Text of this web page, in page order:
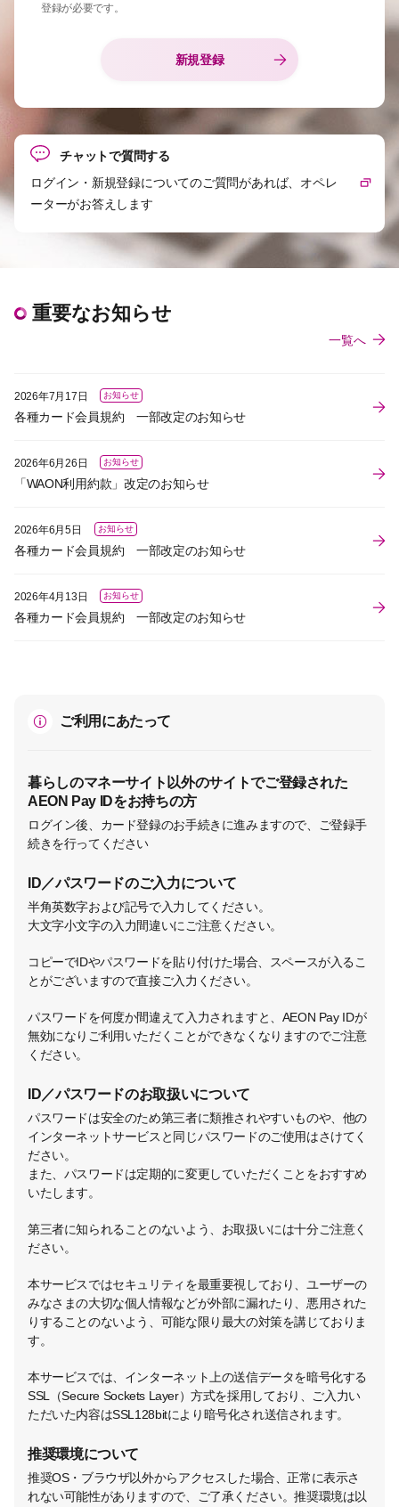
登録が必要です。
新規登録
チャットで質問する
ログイン・新規登録についてのご質問があれば、オペレ
ーターがお答えします
重要なお知らせ
一覧へ
2026年7月17日 お知らせ
各種カード会員規約 一部改定のお知らせ
2026年6月26日 お知らせ
「WAON利用約款」改定のお知らせ
2026年6月5日 お知らせ
各種カード会員規約 一部改定のお知らせ
2026年4月13日 お知らせ
各種カード会員規約 一部改定のお知らせ
ご利用にあたって
暮らしのマネーサイト以外のサイトでご登録された
AEON Pay IDをお持ちの方
ログイン後、カード登録のお手続きに進みますので、ご登録手
続きを行ってください
ID／パスワードのご入力について
半角英数字および記号で入力してください。
大文字小文字の入力間違いにご注意ください。
コピーでIDやパスワードを貼り付けた場合、スペースが入るこ
とがございますので直接ご入力ください。
パスワードを何度か間違えて入力されますと、AEON Pay IDが
無効になりご利用いただくことができなくなりますのでご注意
ください。
ID／パスワードのお取扱いについて
パスワードは安全のため第三者に類推されやすいものや、他の
インターネットサービスと同じパスワードのご使用はさけてく
ださい。
また、パスワードは定期的に変更していただくことをおすすめ
いたします。
第三者に知られることのないよう、お取扱いには十分ご注意く
ださい。
本サービスではセキュリティを最重要視しており、ユーザーの
みなさまの大切な個人情報などが外部に漏れたり、悪用された
りすることのないよう、可能な限り最大の対策を講じておりま
す。
本サービスでは、インターネット上の送信データを暗号化する
SSL（Secure Sockets Layer）方式を採用しており、ご入力い
ただいた内容はSSL128bitにより暗号化され送信されます。
推奨環境について
推奨OS・ブラウザ以外からアクセスした場合、正常に表示さ
れない可能性がありますので、ご了承ください。推奨環境は以